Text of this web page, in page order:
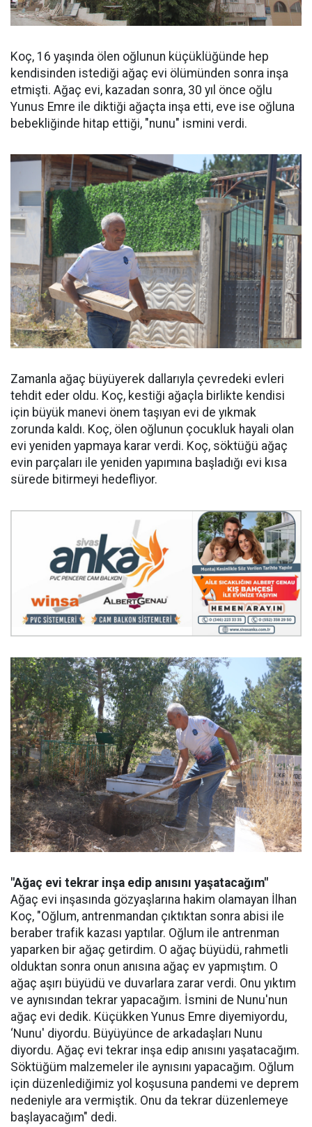
Koç, 16 yaşında ölen oğlunun küçüklüğünde hep
kendisinden istediği ağaç evi ölümünden sonra inşa
etmişti. Ağaç evi, kazadan sonra, 30 yıl önce oğlu
Yunus Emre ile diktiği ağaçta inşa etti, eve ise oğluna
bebekliğinde hitap ettiği, "nunu" ismini verdi.
Zamanla ağaç büyüyerek dallarıyla çevredeki evleri
tehdit eder oldu. Koç, kestiği ağaçla birlikte kendisi
için büyük manevi önem taşıyan evi de yıkmak
zorunda kaldı. Koç, ölen oğlunun çocukluk hayali olan
evi yeniden yapmaya karar verdi. Koç, söktüğü ağaç
evin parçaları ile yeniden yapımına başladığı evi kısa
sürede bitirmeyi hedefliyor.
"Ağaç evi tekrar inşa edip anısını yaşatacağım"
Ağaç evi inşasında gözyaşlarına hakim olamayan İlhan
Koç, "Oğlum, antrenmandan çıktıktan sonra abisi ile
beraber trafik kazası yaptılar. Oğlum ile antrenman
yaparken bir ağaç getirdim. O ağaç büyüdü, rahmetli
olduktan sonra onun anısına ağaç ev yapmıştım. O
ağaç aşırı büyüdü ve duvarlara zarar verdi. Onu yıktım
ve aynısından tekrar yapacağım. İsmini de Nunu'nun
ağaç evi dedik. Küçükken Yunus Emre diyemiyordu,
‘Nunu' diyordu. Büyüyünce de arkadaşları Nunu
diyordu. Ağaç evi tekrar inşa edip anısını yaşatacağım.
Söktüğüm malzemeler ile aynısını yapacağım. Oğlum
için düzenlediğimiz yol koşusuna pandemi ve deprem
nedeniyle ara vermiştik. Onu da tekrar düzenlemeye
başlayacağım" dedi.